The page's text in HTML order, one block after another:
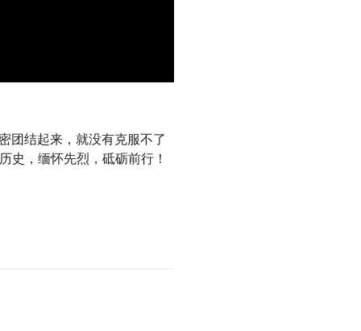
团结起来，就没有克服不了
史，缅怀先烈，砥砺前行！